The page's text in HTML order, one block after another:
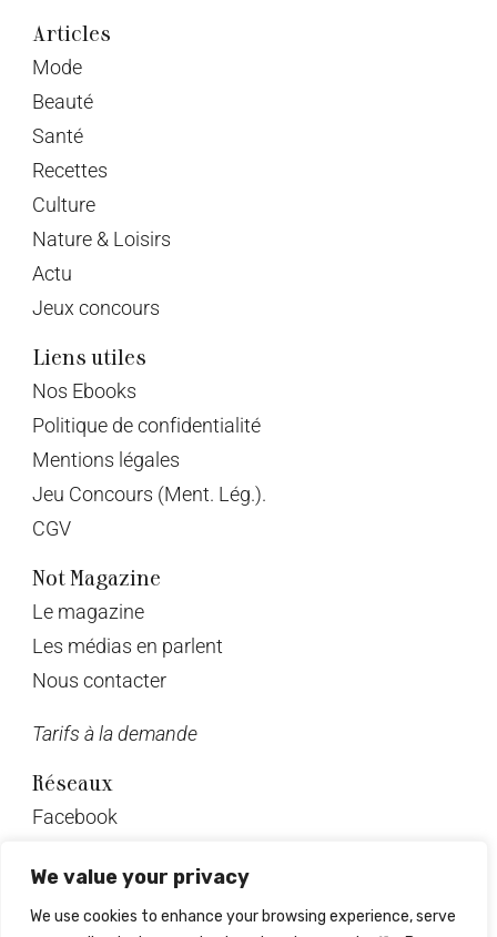
We value your privacy
We use cookies to enhance your browsing experience, serve
Articles
Mode
Beauté
Santé
Recettes
Culture
Nature & Loisirs
Actu
Jeux concours
Liens utiles
Nos Ebooks
Politique de confidentialité
Mentions légales
Jeu Concours (Ment. Lég.).
CGV
Not Magazine
Le magazine
Les médias en parlent
Nous contacter
Tarifs à la demande
Réseaux
Facebook
Instagram
Pinterest